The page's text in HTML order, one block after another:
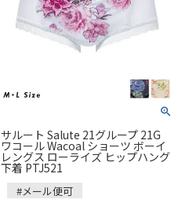
サルート Salute 21グループ 21G
ワコール Wacoal ショーツ ボーイ
レングス ローライズ ヒップハング
下着 PTJ521
#メール便可